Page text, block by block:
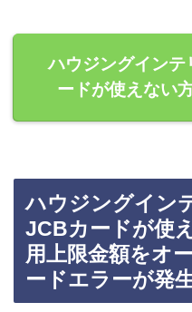
ハウジングイン
ードが使えない
ハウジングイン
JCBカードが使
用上限金額をオ
ードエラーが発